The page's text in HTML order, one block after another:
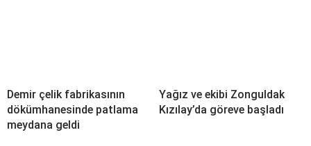
Demir çelik fabrikasının
dökümhanesinde patlama
meydana geldi
Yağız ve ekibi Zonguldak
Kızılay’da göreve başladı